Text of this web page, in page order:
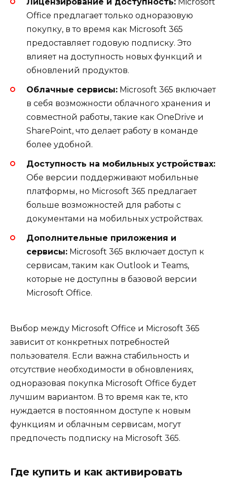
Office предлагает только одноразовую
покупку, в то время как Microsoft 365
предоставляет годовую подписку. Это
влияет на доступность новых функций и
обновлений продуктов.
Облачные сервисы: Microsoft 365 включает
в себя возможности облачного хранения и
совместной работы, такие как OneDrive и
SharePoint, что делает работу в команде
более удобной.
Доступность на мобильных устройствах:
Обе версии поддерживают мобильные
платформы, но Microsoft 365 предлагает
больше возможностей для работы с
документами на мобильных устройствах.
Дополнительные приложения и
сервисы: Microsoft 365 включает доступ к
сервисам, таким как Outlook и Teams,
которые не доступны в базовой версии
Microsoft Office.
Выбор между Microsoft Office и Microsoft 365
зависит от конкретных потребностей
пользователя. Если важна стабильность и
отсутствие необходимости в обновлениях,
одноразовая покупка Microsoft Office будет
лучшим вариантом. В то время как те, кто
нуждается в постоянном доступе к новым
функциям и облачным сервисам, могут
предпочесть подписку на Microsoft 365.
Где купить и как активировать